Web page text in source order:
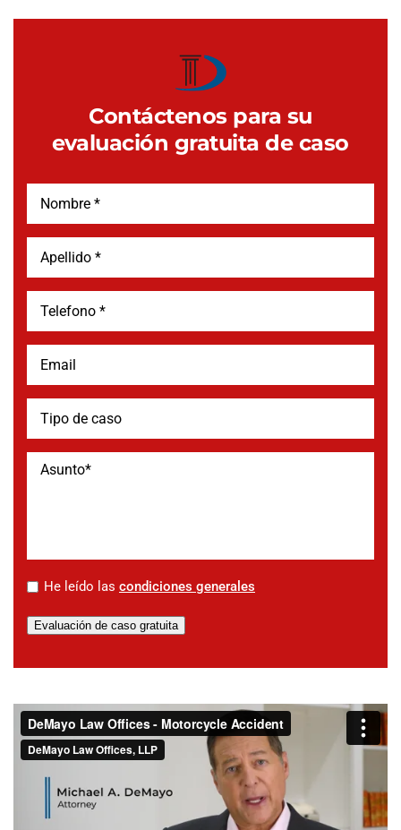
Contáctenos para su
evaluación gratuita de caso
* He leído las condiciones generales
Evaluación de caso gratuita